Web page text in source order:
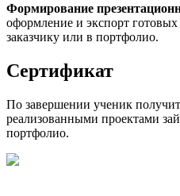
Формирование
оформление и экспорт готовых
заказчику или в портфолио.
Сертификат
По завершении ученик
реализованными проектами
портфолио.